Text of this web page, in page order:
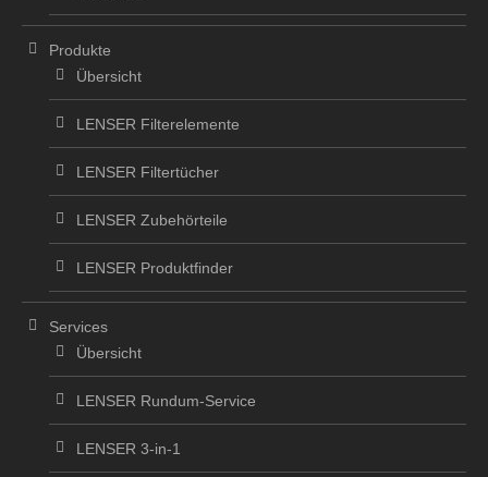
Produkte
Übersicht
LENSER Filterelemente
LENSER Filtertücher
LENSER Zubehörteile
LENSER Produktfinder
Services
Übersicht
LENSER Rundum-Service
LENSER 3-in-1